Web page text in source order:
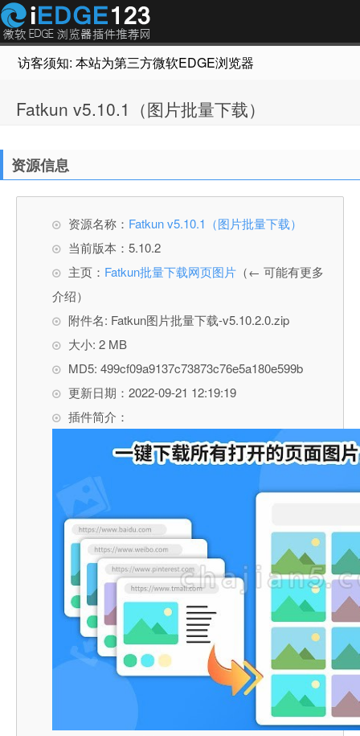
访客须知: 本站为第三方微软EDGE浏览器插件推荐网站，
Fatkun v5.10.1（图片批量下载）
资源信息
资源名称： Fatkun v5.10.1（图片批量下载）
当前版本：5.10.2
主页： Fatkun批量下载网页图片 （← 可能有更多
介绍）
附件名: Fatkun图片批量下载-v5.10.2.0.zip
大小: 2 MB
MD5: 499cf09a9137c73873c76e5a180e599b
更新日期：2022-09-21 12:19:19
插件简介：